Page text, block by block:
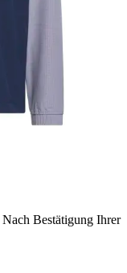
Nach Bestätigung Ihrer